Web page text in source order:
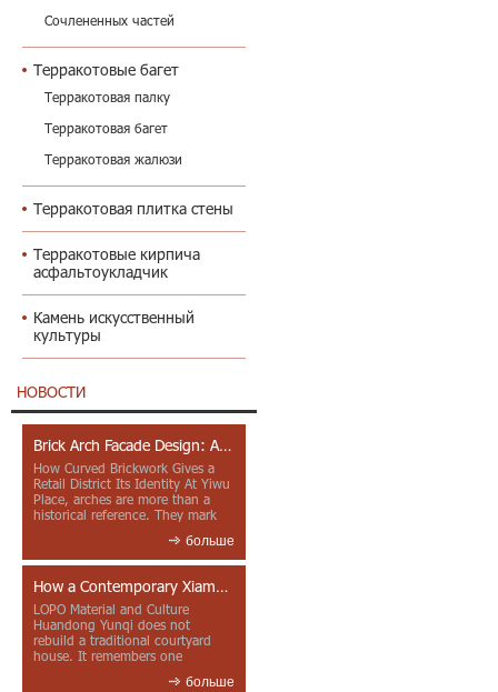
Сочлененных частей
Терракотовые багет
Терракотовая палку
Терракотовая багет
Терракотовая жалюзи
Терракотовая плитка стены
Терракотовые кирпича
асфальтоукладчик
Камень искусственный
культуры
НОВОСТИ
Brick Arch Facade Design: A Closer Look at Yiwu Place
How Curved Brickwork Gives a
Retail District Its Identity At Yiwu
Place, arches are more than a
historical reference. They mark
больше
How a Contemporary Xiamen Project Reframes Minnan Red Brick
LOPO Material and Culture
Huandong Yunqi does not
rebuild a traditional courtyard
house. It remembers one
больше